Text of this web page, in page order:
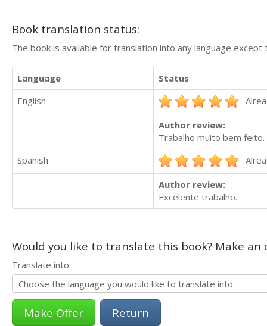
Book translation status:
The book is available for translation into any language
Language
Status
English
Author review:
Trabalho muito bem feito.
Spanish
Author review:
Excelente trabalho.
Would you like to translate this book? Make
Translate into:
Return